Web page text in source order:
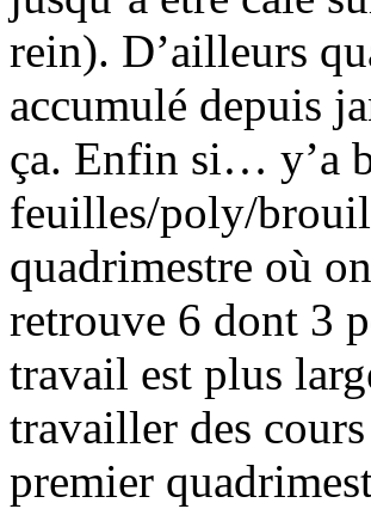
rein). D’ailleurs
accumulé depuis
ça. Enfin si… y’a
feuilles/poly/
quadrimestre où
retrouve 6 dont 3
travail est plus
travailler des
premier